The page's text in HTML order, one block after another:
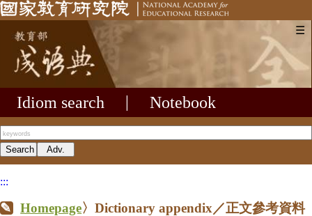
☰
Idiom search Notebook
:::
Homepage〉Dictionary appendix／正文參考資料